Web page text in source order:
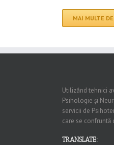
MAI MULTE
Utilizând tehnici
Psihologie și
servicii de
care se
TRANSLATE: